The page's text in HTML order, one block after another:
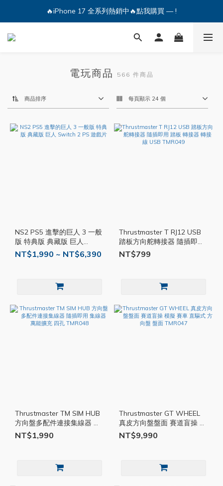
🔥iPhone 17 全系列熱銷中🔥點我購買 — !
🔥iPhone 17 全系列熱銷中🔥點我購買 — !
💕加入Q哥 Line 新好友領優惠券！🎫
電玩商品 566 件商品
商品排序 每頁顯示 24 個
NS2 PS5 進擊的巨人 3 一般
版 特典版 典藏版 巨人
Switch 2 PS 遊戲片
NT$1,990 ~ NT$6,390
Thrustmaster T RJ12 USB
踏板方向舵轉接器 隨插即用
踏板 轉接器 轉接線 USB
TMR049
NT$799
Thrustmaster TM SIM HUB
方向盤多配件連接集線器 隨
插即用 集線器 萬能擴充 四
孔 TMR048
NT$1,990
Thrustmaster GT WHEEL
真皮方向盤盤面 賽道盲操 模
擬 賽車 直驅式 方向盤 盤面
TMR047
NT$9,990